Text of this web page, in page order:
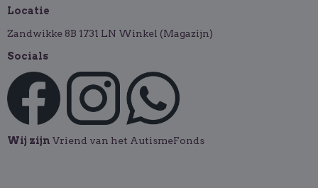
Locatie
Zandwikke 8B 1731 LN Winkel (Magazijn)
Socials
Wij zijn Vriend van het AutismeFonds